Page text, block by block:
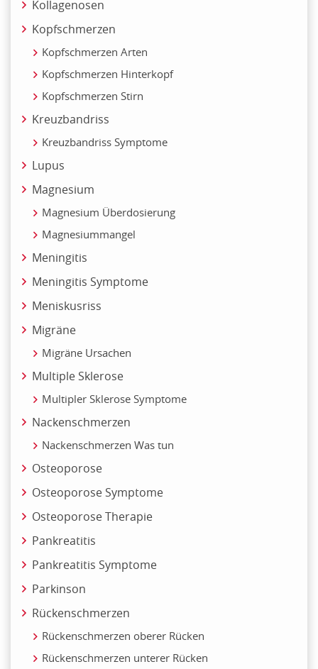
Kollagenosen
Kopfschmerzen
Kopfschmerzen Arten
Kopfschmerzen Hinterkopf
Kopfschmerzen Stirn
Kreuzbandriss
Kreuzbandriss Symptome
Lupus
Magnesium
Magnesium Überdosierung
Magnesiummangel
Meningitis
Meningitis Symptome
Meniskusriss
Migräne
Migräne Ursachen
Multiple Sklerose
Multipler Sklerose Symptome
Nackenschmerzen
Nackenschmerzen Was tun
Osteoporose
Osteoporose Symptome
Osteoporose Therapie
Pankreatitis
Pankreatitis Symptome
Parkinson
Rückenschmerzen
Rückenschmerzen oberer Rücken
Rückenschmerzen unterer Rücken